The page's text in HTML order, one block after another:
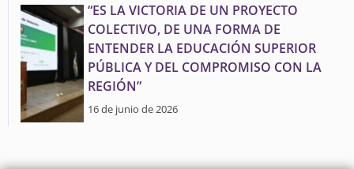
“ES LA VICTORIA DE UN PROYECTO
COLECTIVO, DE UNA FORMA DE
ENTENDER LA EDUCACIÓN SUPERIOR
PÚBLICA Y DEL COMPROMISO CON LA
REGIÓN”
16 de junio de 2026